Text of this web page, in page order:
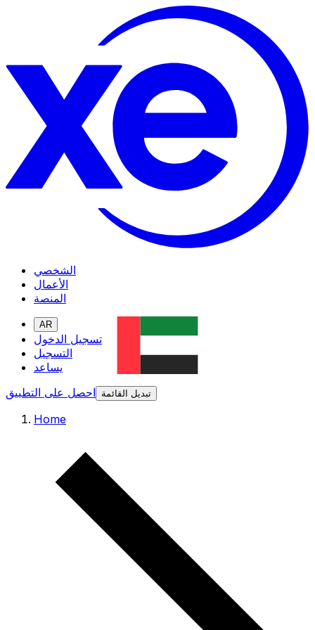
الشخصي
الأعمال
المنصة
AR
تسجيل الدخول
التسجيل
يساعد
احصل على التطبيق
تبديل القائمة
Home